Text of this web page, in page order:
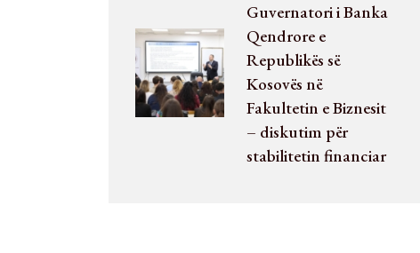
Guvernatori i Banka
Qendrore e
Republikës së
Kosovës në
Fakultetin e Biznesit
– diskutim për
stabilitetin financiar